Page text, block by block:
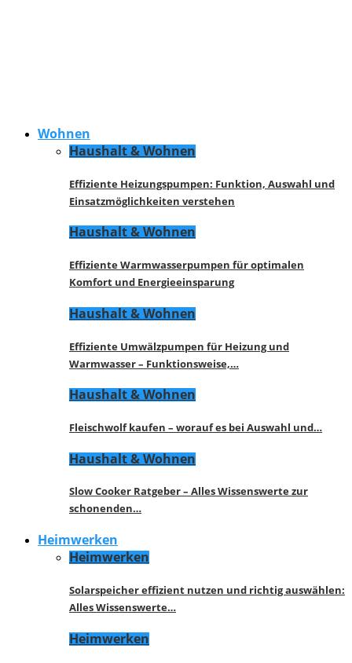
Wohnen
Haushalt & Wohnen
Effiziente Heizungspumpen: Funktion, Auswahl und
Einsatzmöglichkeiten verstehen
Haushalt & Wohnen
Effiziente Warmwasserpumpen für optimalen
Komfort und Energieeinsparung
Haushalt & Wohnen
Effiziente Umwälzpumpen für Heizung und
Warmwasser – Funktionsweise,…
Haushalt & Wohnen
Fleischwolf kaufen – worauf es bei Auswahl und…
Haushalt & Wohnen
Slow Cooker Ratgeber – Alles Wissenswerte zur
schonenden…
Heimwerken
Heimwerken
Solarspeicher effizient nutzen und richtig auswählen:
Alles Wissenswerte…
Heimwerken